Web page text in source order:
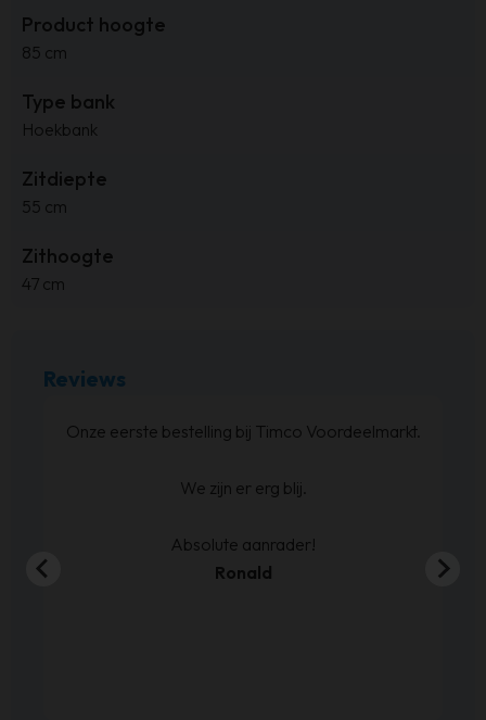
Product hoogte
85 cm
Type bank
Hoekbank
Zitdiepte
55 cm
Zithoogte
47 cm
Reviews
Heel goed